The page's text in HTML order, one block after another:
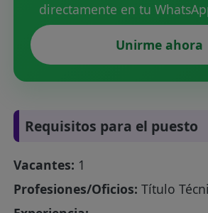
directamente en tu
Unirme ahora
Requisitos para el puesto
Vacantes: 1
Profesiones/Oficios: Título